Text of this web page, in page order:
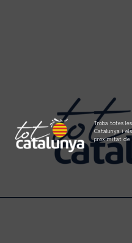
Troba totes
Catalunya i
proximitat de